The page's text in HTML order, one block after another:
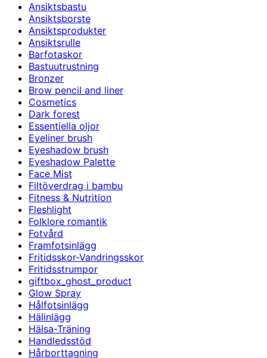
Ansiktsbastu
Ansiktsborste
Ansiktsprodukter
Ansiktsrulle
Barfotaskor
Bastuutrustning
Bronzer
Brow pencil and liner
Cosmetics
Dark forest
Essentiella oljor
Eyeliner brush
Eyeshadow brush
Eyeshadow Palette
Face Mist
Filtöverdrag i bambu
Fitness & Nutrition
Fleshlight
Folklore romantik
Fotvård
Framfotsinlägg
Fritidsskor-Vandringsskor
Fritidsstrumpor
giftbox_ghost_product
Glow Spray
Hålfotsinlägg
Hälinlägg
Hälsa-Träning
Handledsstöd
Hårborttagning